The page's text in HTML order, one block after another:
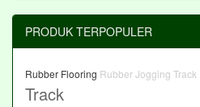
PRODUK TERPOPULER
Rubber Flooring Rubber Jogging Track
Track